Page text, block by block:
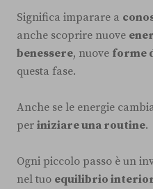
Significa imparare a
anche scoprire nuove
benessere, nuove forme
questa fase.
Anche se le energie
per iniziare una routine.
Ogni piccolo passo è un
nel tuo equilibrio